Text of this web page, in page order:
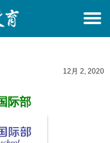
12月 2, 2020
际部